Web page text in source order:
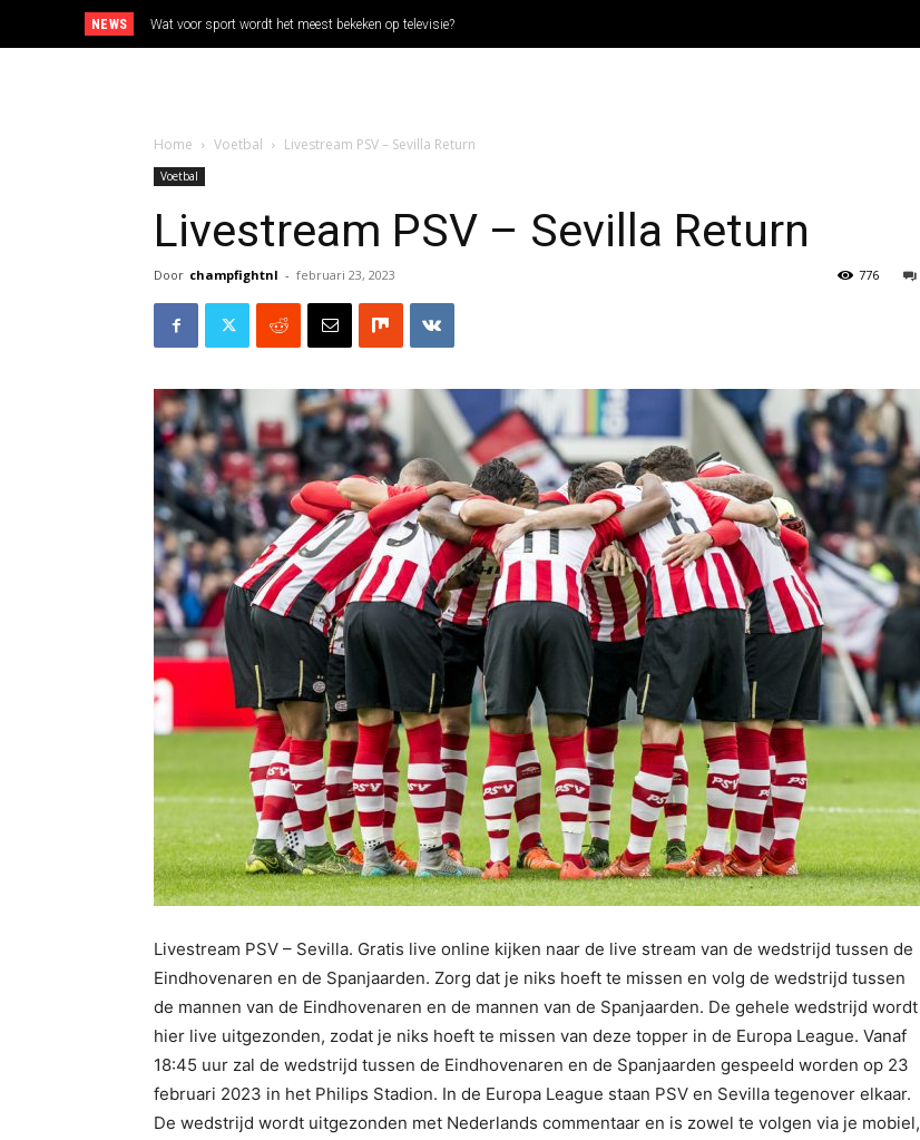
NEWS Wat voor sport wordt het meest bekeken op televisie?
Home Voetbal Livestream PSV – Sevilla Return
Voetbal
Livestream PSV – Sevilla Return
Door champfightnl - februari 23, 2023 776
Livestream PSV – Sevilla. Gratis live online kijken naar de live stream van de wedstrijd tussen de
Eindhovenaren en de Spanjaarden. Zorg dat je niks hoeft te missen en volg de wedstrijd tussen
de mannen van de Eindhovenaren en de mannen van de Spanjaarden. De gehele wedstrijd wordt
hier live uitgezonden, zodat je niks hoeft te missen van deze topper in de Europa League. Vanaf
18:45 uur zal de wedstrijd tussen de Eindhovenaren en de Spanjaarden gespeeld worden op 23
februari 2023 in het Philips Stadion. In de Europa League staan PSV en Sevilla tegenover elkaar.
De wedstrijd wordt uitgezonden met Nederlands commentaar en is zowel te volgen via je mobiel,